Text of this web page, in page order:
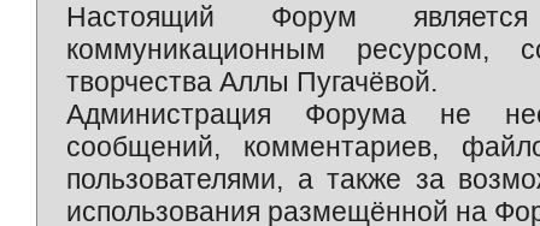
Настоящий Форум является
коммуникационным ресурсом,
творчества Аллы Пугачёвой.
Администрация Форума не
сообщений, комментариев,
пользователями, а также за
использования размещённой на